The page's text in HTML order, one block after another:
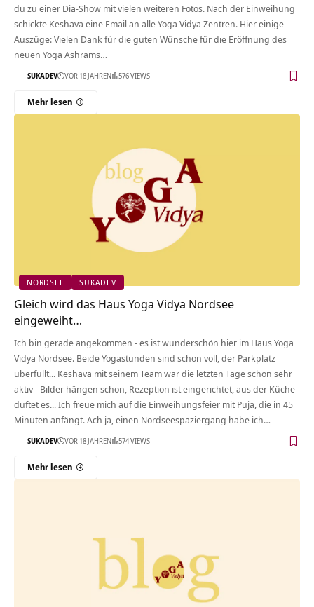
du zu einer Dia-Show mit vielen weiteren Fotos. Nach der Einweihung
schickte Keshava eine Email an alle Yoga Vidya Zentren. Hier einige
Auszüge: Vielen Dank für die guten Wünsche für die Eröffnung des
neuen Yoga Ashrams…
SUKADEV VOR 18 JAHREN 576 VIEWS
Mehr lesen
NORDSEE SUKADEV
Gleich wird das Haus Yoga Vidya Nordsee
eingeweiht…
Ich bin gerade angekommen - es ist wunderschön hier im Haus Yoga
Vidya Nordsee. Beide Yogastunden sind schon voll, der Parkplatz
überfüllt... Keshava mit seinem Team war die letzten Tage schon sehr
aktiv - Bilder hängen schon, Rezeption ist eingerichtet, aus der Küche
duftet es... Ich freue mich auf die Einweihungsfeier mit Puja, die in 45
Minuten anfängt. Ach ja, einen Nordseespaziergang habe ich…
SUKADEV VOR 18 JAHREN 574 VIEWS
Mehr lesen